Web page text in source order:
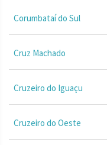
Corumbataí do Sul
Cruz Machado
Cruzeiro do Iguaçu
Cruzeiro do Oeste